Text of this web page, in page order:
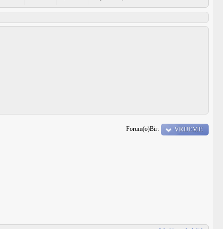
Forum(o)Bir: VRIJEME